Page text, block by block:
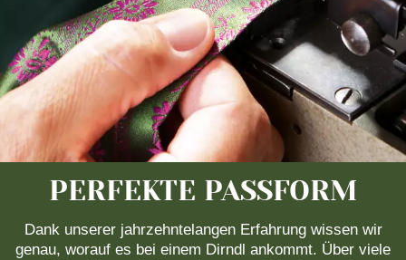
PERFEKTE PASSFORM
Dank unserer jahrzehntelangen Erfahrung wissen wir
genau, worauf es bei einem Dirndl ankommt. Über viele